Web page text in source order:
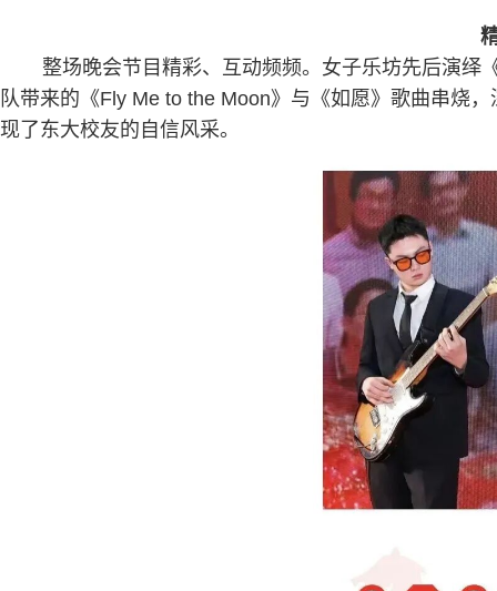
整场晚会节目精彩、互动频频。女子乐坊先后演绎
队带来的《Fly Me to the Moon》与《如愿》歌曲串烧
现了东大校友的自信风采。